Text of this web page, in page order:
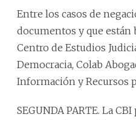
Entre los casos de
documentos y que están
Centro de Estudios
Democracia, Colab
Información y Recursos
SEGUNDA PARTE. La